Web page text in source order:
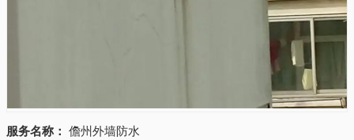
服务名称： 儋州外墙防水